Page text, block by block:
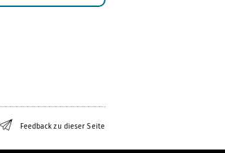
Feedback zu dieser Seite